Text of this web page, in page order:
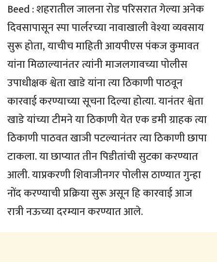
Beed : शहरातील जालना रोड परिसरात गेल्या अनेक
दिवसापासून स्पा पार्लरच्या नावाखाली वेश्या व्यवसाय
सुरू होता, याचीच माहिती आयपीएस पंकज कुमावत
यांना मिळाल्यानंतर त्यांनी माजलगावच्या पोलीस
उपाधीक्षक श्वेता खाडे यांना त्या ठिकाणी पाठवून
कारवाई करण्याच्या सूचना दिल्या होत्या. यानंतर श्वेता
खाडे यांच्या टीमने या ठिकाणी येत एक डमी ग्राहक त्या
ठिकाणी पाठवत खाञी पटल्यानंतर त्या ठिकाणी छापा
टाकला. या छाप्यात तीन पिडीतांची सुटका करण्यात
आली. याप्रकरणी शिवाजीनगर पोलीस ठाण्यात गुन्हा
नोंद करण्याची प्रक्रिया सुरू असून हि कारवाई आज
रात्री नऊच्या दरम्यान करण्यात आले.